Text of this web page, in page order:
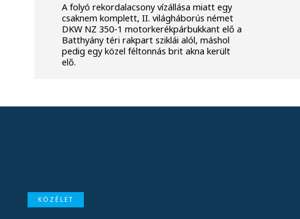
A folyó rekordalacsony vízállása miatt egy
csaknem komplett, II. világháborús német
DKW NZ 350-1 motorkerékpárbukkant elő a
Batthyány téri rakpart sziklái alól, máshol
pedig egy közel féltonnás brit akna került
elő.
KÖZÉLET